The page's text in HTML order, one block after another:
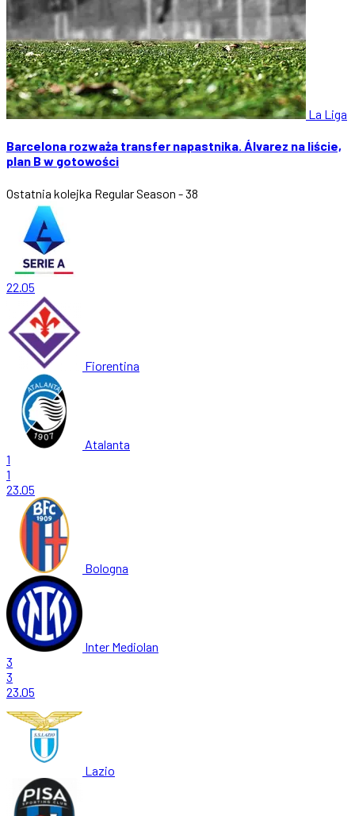
La Liga
Barcelona rozważa transfer napastnika. Álvarez na liście,
plan B w gotowości
Ostatnia kolejka Regular Season - 38
22.05
Fiorentina
Atalanta
1
1
23.05
Bologna
Inter Mediolan
3
3
23.05
Lazio